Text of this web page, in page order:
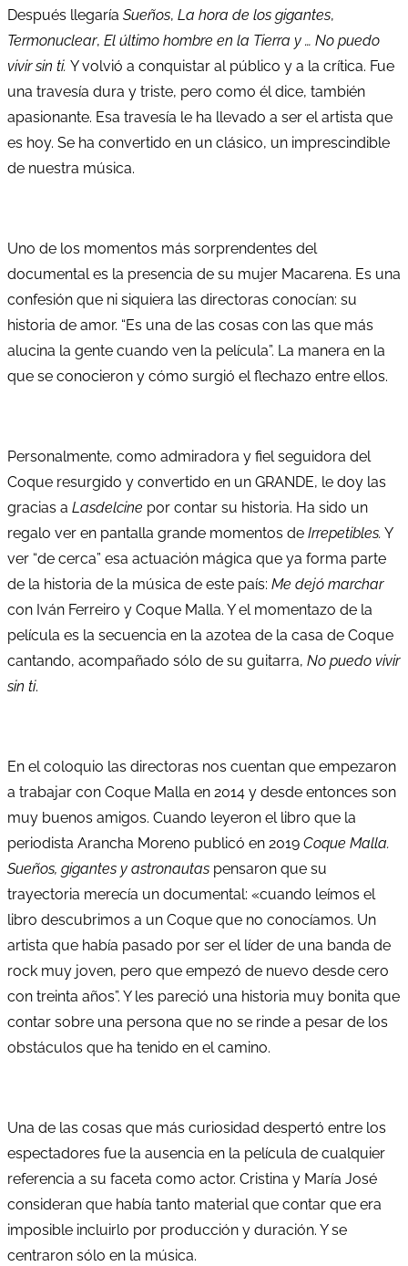
Después llegaría Sueños, La hora de los gigantes,
Termonuclear, El último hombre en la Tierra y … No puedo
vivir sin ti. Y volvió a conquistar al público y a la crítica. Fue
una travesía dura y triste, pero como él dice, también
apasionante. Esa travesía le ha llevado a ser el artista que
es hoy. Se ha convertido en un clásico, un imprescindible
de nuestra música.
Uno de los momentos más sorprendentes del
documental es la presencia de su mujer Macarena. Es una
confesión que ni siquiera las directoras conocían: su
historia de amor. “Es una de las cosas con las que más
alucina la gente cuando ven la película”. La manera en la
que se conocieron y cómo surgió el flechazo entre ellos.
Personalmente, como admiradora y fiel seguidora del
Coque resurgido y convertido en un GRANDE, le doy las
gracias a Lasdelcine por contar su historia. Ha sido un
regalo ver en pantalla grande momentos de Irrepetibles. Y
ver “de cerca” esa actuación mágica que ya forma parte
de la historia de la música de este país: Me dejó marchar
con Iván Ferreiro y Coque Malla. Y el momentazo de la
película es la secuencia en la azotea de la casa de Coque
cantando, acompañado sólo de su guitarra, No puedo vivir
sin ti.
En el coloquio las directoras nos cuentan que empezaron
a trabajar con Coque Malla en 2014 y desde entonces son
muy buenos amigos. Cuando leyeron el libro que la
periodista Arancha Moreno publicó en 2019 Coque Malla.
Sueños, gigantes y astronautas pensaron que su
trayectoria merecía un documental: «cuando leímos el
libro descubrimos a un Coque que no conocíamos. Un
artista que había pasado por ser el líder de una banda de
rock muy joven, pero que empezó de nuevo desde cero
con treinta años”. Y les pareció una historia muy bonita que
contar sobre una persona que no se rinde a pesar de los
obstáculos que ha tenido en el camino.
Una de las cosas que más curiosidad despertó entre los
espectadores fue la ausencia en la película de cualquier
referencia a su faceta como actor. Cristina y María José
consideran que había tanto material que contar que era
imposible incluirlo por producción y duración. Y se
centraron sólo en la música.